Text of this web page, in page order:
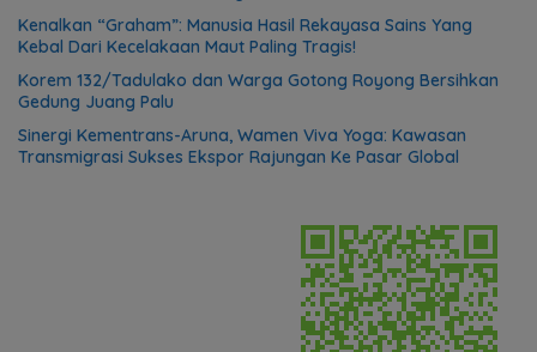
Kenalkan “Graham”: Manusia Hasil Rekayasa Sains Yang
Kebal Dari Kecelakaan Maut Paling Tragis!
Korem 132/Tadulako dan Warga Gotong Royong Bersihkan
Gedung Juang Palu
Sinergi Kementrans-Aruna, Wamen Viva Yoga: Kawasan
Transmigrasi Sukses Ekspor Rajungan Ke Pasar Global